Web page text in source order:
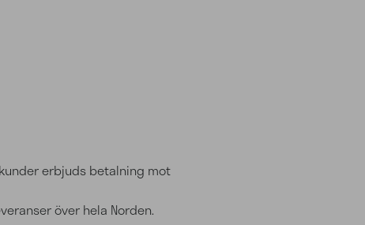
erbjuds betalning mot
över hela Norden.